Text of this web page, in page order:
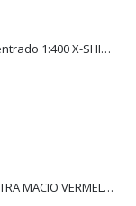
Mais Neve Lava Autos Concentrado 1:400 X-SHINE 5Litros
DMG APLICADOR DE CERA ULTRA MACIO VERMELHO l